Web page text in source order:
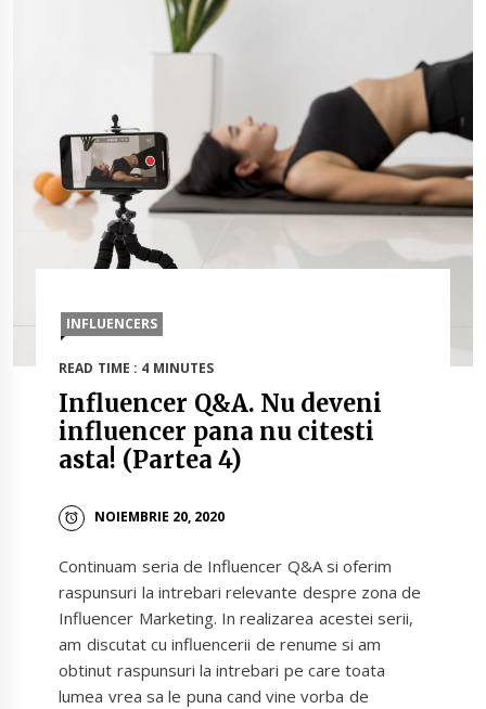
INFLUENCERS
READ TIME : 4 MINUTES
Influencer Q&A. Nu deveni
influencer pana nu citesti
asta! (Partea 4)
NOIEMBRIE 20, 2020
Continuam seria de Influencer Q&A si oferim
raspunsuri la intrebari relevante despre zona de
Influencer Marketing. In realizarea acestei serii,
am discutat cu influencerii de renume si am
obtinut raspunsuri la intrebari pe care toata
lumea vrea sa le puna cand vine vorba de